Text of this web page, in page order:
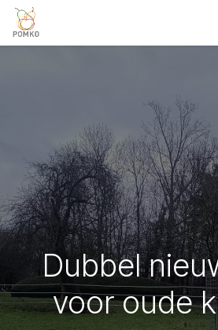
Overslaan naar inhoud
Dubbel
voor oude